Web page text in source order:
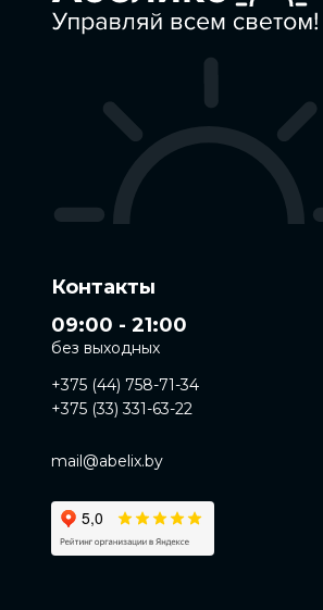
Контакты
09:00 - 21:00
без выходных
+375 (44) 758-71-34
+375 (33) 331-63-22
mail@abelix.by